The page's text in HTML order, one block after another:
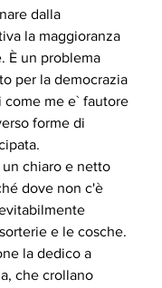
dalla
la maggioranza
È un problema
per la democrazia
come me e` fautore
forme di
un chiaro e netto
dove non c'è
e le cosche.
la dedico a
che crollano